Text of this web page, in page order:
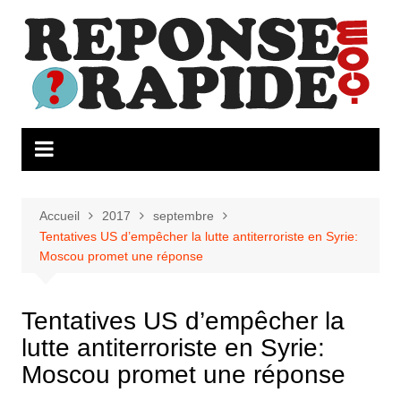
contenu
Accueil 2017
septembre
Tentatives US d’empêcher la lutte antiterroriste en Syrie:
Moscou promet une réponse
Tentatives US d’empêcher la
lutte antiterroriste en Syrie:
Moscou promet une réponse